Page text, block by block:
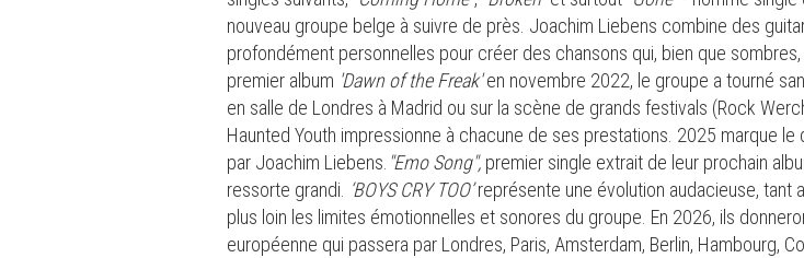
nouveau groupe belge à suivre de près. Joachim Liebens combine des
profondément personnelles pour créer des chansons qui, bien que
premier album 'Dawn of the Freak'en novembre 2022, le groupe a tourné
en salle de Londres à Madrid ou sur la scène de grands festivals (Rock
Haunted Youth impressionne à chacune de ses prestations. 2025 marque
par Joachim Liebens. "Emo Song", premier single extrait de leur prochain
ressorte grandi. ‘BOYS CRY TOO’représente une évolution audacieuse, tant
plus loin les limites émotionnelles et sonores du groupe. En 2026, ils
européenne qui passera par Londres, Paris, Amsterdam, Berlin, Hambourg,